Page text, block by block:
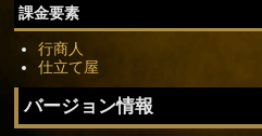
課金要素
行商人
仕立て屋
バージョン情報